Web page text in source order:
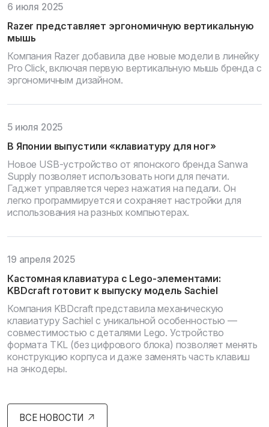
6 июля 2025
Razer представляет эргономичную вертикальную
мышь
Компания Razer добавила две новые модели в линейку
Pro Click, включая первую вертикальную мышь бренда с
эргономичным дизайном.
5 июля 2025
В Японии выпустили «клавиатуру для ног»
Новое USB-устройство от японского бренда Sanwa
Supply позволяет использовать ноги для печати.
Гаджет управляется через нажатия на педали. Он
легко программируется и сохраняет настройки для
использования на разных компьютерах.
19 апреля 2025
Кастомная клавиатура с Lego-элементами:
KBDcraft готовит к выпуску модель Sachiel
Компания KBDcraft представила механическую
клавиатуру Sachiel с уникальной особенностью —
совместимостью с деталями Lego. Устройство
формата TKL (без цифрового блока) позволяет менять
конструкцию корпуса и даже заменять часть клавиш
на энкодеры.
ВСЕ НОВОСТИ